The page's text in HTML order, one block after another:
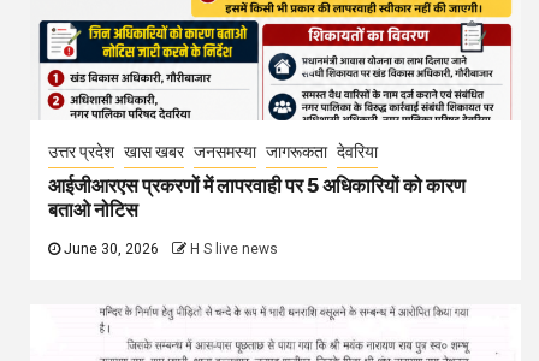
उत्तर प्रदेश खास खबर जनसमस्या जागरूकता देवरिया
आईजीआरएस प्रकरणों में लापरवाही पर 5 अधिकारियों को कारण
बताओ नोटिस
June 30, 2026 H S live news